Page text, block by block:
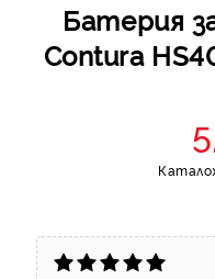
Батерия
Contura